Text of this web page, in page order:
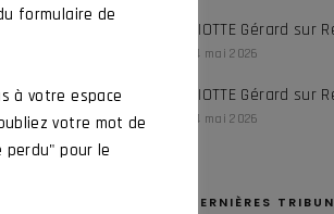
RIOTTE Gérard sur
14 mai 2026
RIOTTE Gérard sur
14 mai 2026
DERNIÈRES
formulaire de
à votre espace
votre mot de
perdu" pour le